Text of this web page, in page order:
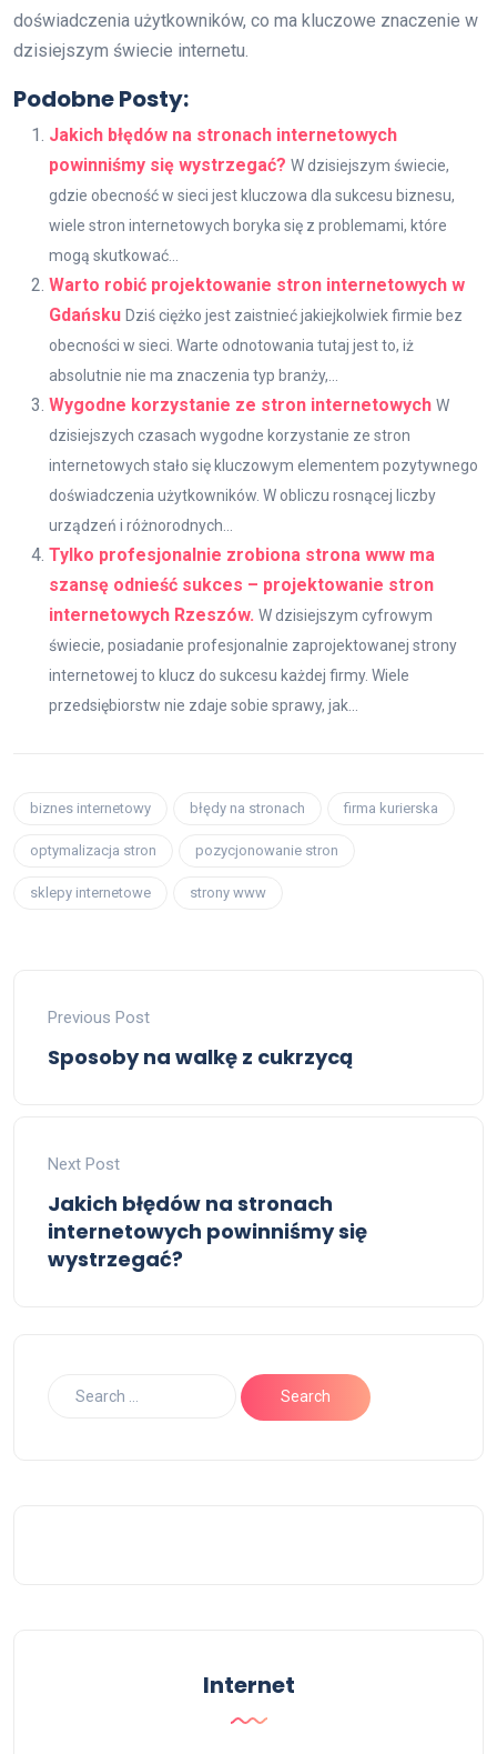
doświadczenia użytkowników, co ma kluczowe znaczenie w
dzisiejszym świecie internetu.
Podobne Posty:
Jakich błędów na stronach internetowych
powinniśmy się wystrzegać? W dzisiejszym świecie,
gdzie obecność w sieci jest kluczowa dla sukcesu biznesu,
wiele stron internetowych boryka się z problemami, które
mogą skutkować...
Warto robić projektowanie stron internetowych w
Gdańsku Dziś ciężko jest zaistnieć jakiejkolwiek firmie bez
obecności w sieci. Warte odnotowania tutaj jest to, iż
absolutnie nie ma znaczenia typ branży,...
Wygodne korzystanie ze stron internetowych W
dzisiejszych czasach wygodne korzystanie ze stron
internetowych stało się kluczowym elementem pozytywnego
doświadczenia użytkowników. W obliczu rosnącej liczby
urządzeń i różnorodnych...
Tylko profesjonalnie zrobiona strona www ma
szansę odnieść sukces – projektowanie stron
internetowych Rzeszów. W dzisiejszym cyfrowym
świecie, posiadanie profesjonalnie zaprojektowanej strony
internetowej to klucz do sukcesu każdej firmy. Wiele
przedsiębiorstw nie zdaje sobie sprawy, jak...
biznes internetowy błędy na stronach firma kurierska
optymalizacja stron pozycjonowanie stron
sklepy internetowe strony www
Previous Post
Sposoby na walkę z cukrzycą
Next Post
Jakich błędów na stronach
internetowych powinniśmy się
wystrzegać?
Internet